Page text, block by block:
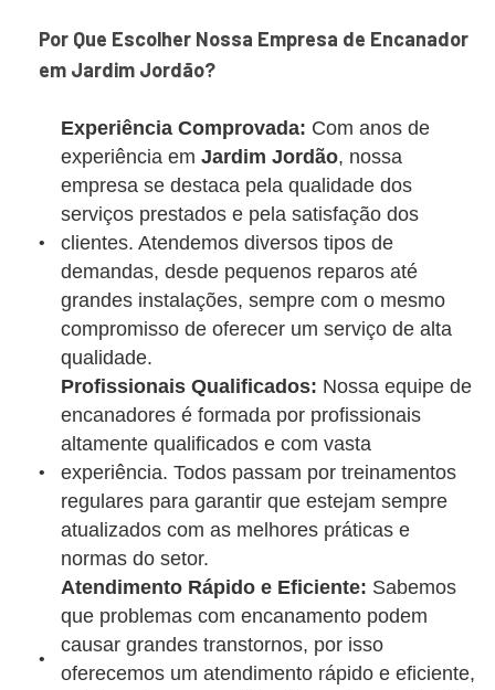
Por Que Escolher Nossa Empresa de Encanador
em Jardim Jordão?
Experiência Comprovada: Com anos de
experiência em Jardim Jordão, nossa
empresa se destaca pela qualidade dos
serviços prestados e pela satisfação dos
clientes. Atendemos diversos tipos de
demandas, desde pequenos reparos até
grandes instalações, sempre com o mesmo
compromisso de oferecer um serviço de alta
qualidade.
Profissionais Qualificados: Nossa equipe de
encanadores é formada por profissionais
altamente qualificados e com vasta
experiência. Todos passam por treinamentos
regulares para garantir que estejam sempre
atualizados com as melhores práticas e
normas do setor.
Atendimento Rápido e Eficiente: Sabemos
que problemas com encanamento podem
causar grandes transtornos, por isso
oferecemos um atendimento rápido e eficiente,